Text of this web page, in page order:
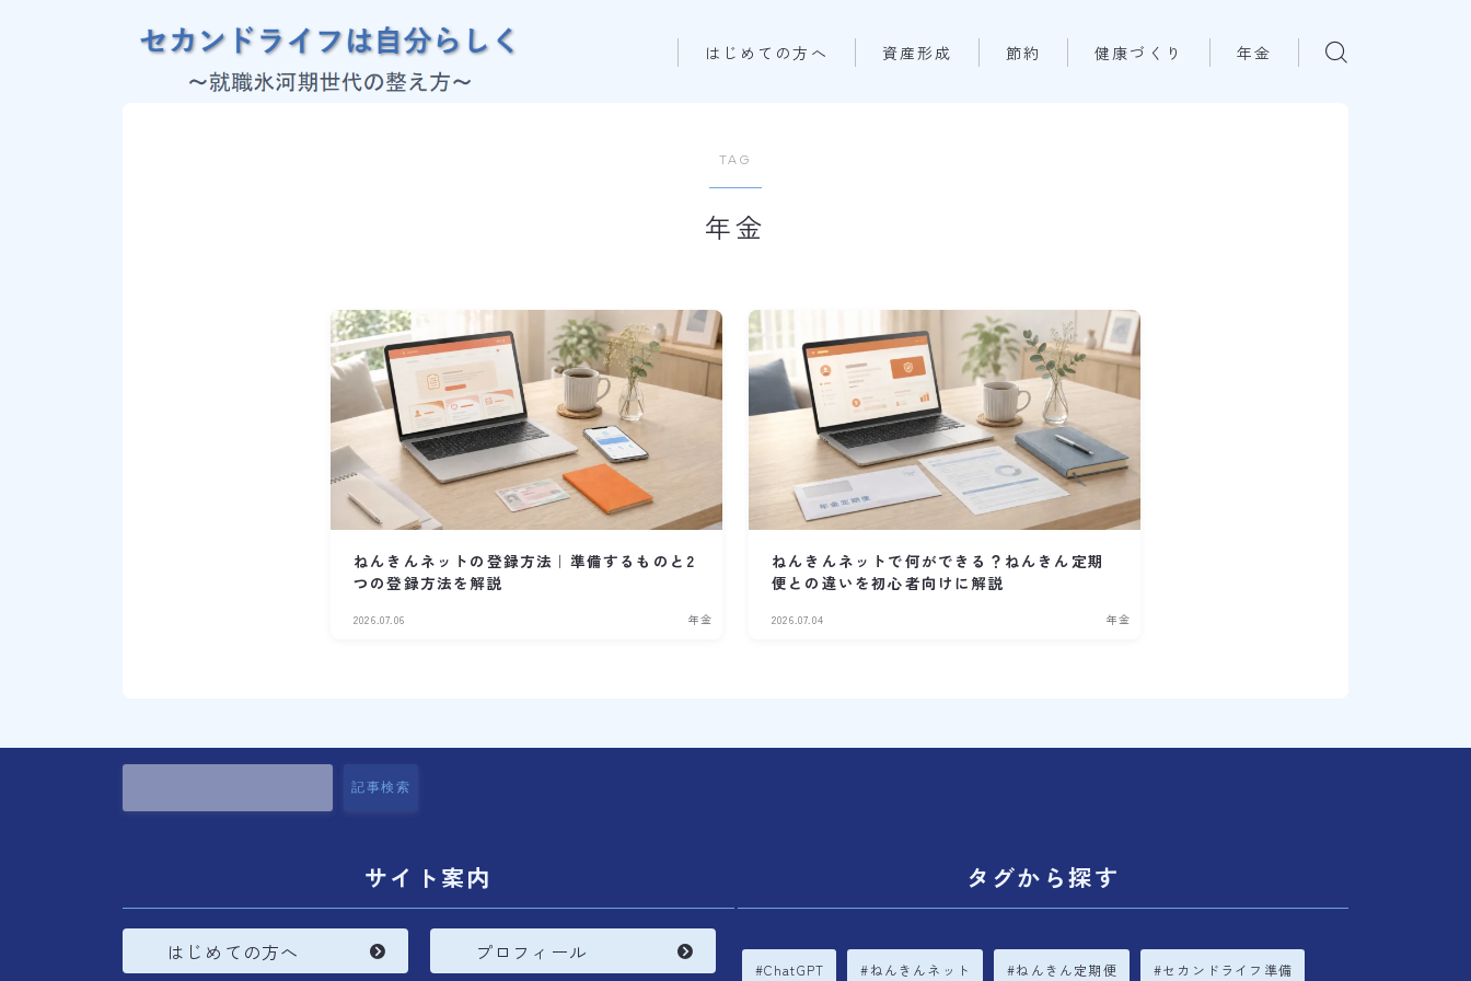
はじめての方へ 資産形成 節約 健康づくり 年金
TAG
年金
ねんきんネットの登録方法｜準備するものと2
つの登録方法を解説
2026.07.06 年金
ねんきんネットで何ができる？ねんきん定期
便との違いを初心者向けに解説
2026.07.04 年金
記事検索
サイト案内
はじめての方へ プロフィール
タグから探す
ChatGPT ねんきんネット ねんきん定期便 セカンドライフ準備